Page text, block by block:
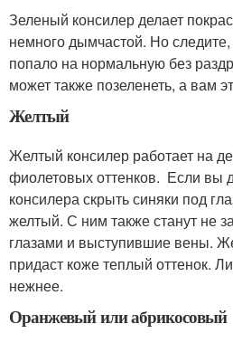
Зеленый консилер делает
немного дымчастой. Но
попало на нормальную без
может также позеленеть, а вам
Желтый
Желтый консилер работает на
фиолетовых оттенков. Если вы
консилера скрыть синяки под
желтый. С ним также станут не
глазами и выступившие вены.
придаст коже теплый оттенок.
нежнее.
Оранжевый или абрикосовый